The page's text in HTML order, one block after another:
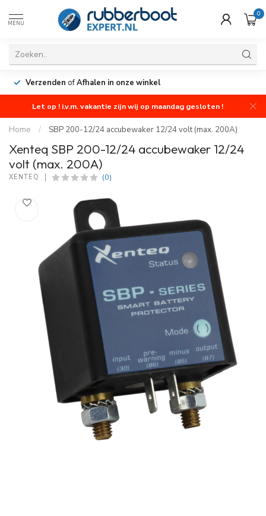
MENU
0
Verzenden ofAfhalen in onze winkel
Let op ! i.v.m. vakantie zijn wij op maandag gesloten !
Home / SBP 200-12/24 accubewaker 12/24 volt (max. 200A)
Xenteq SBP 200-12/24 accubewaker 12/24
volt (max. 200A)
XENTEQ (0)